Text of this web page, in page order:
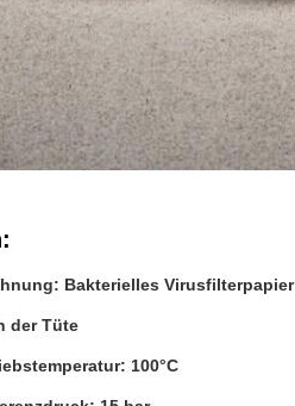
Bakterielles Virusfilterpapier
der Tüte
100°C